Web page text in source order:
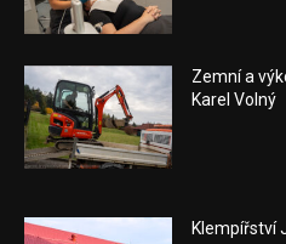
Zemní a
Karel Volný
Klempířství